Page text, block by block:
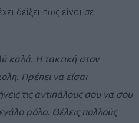
δείξει πως είναι σε
καλά. Η τακτική στον
Πρέπει να είσαι
τις αντιπάλους σου να σου
ρόλο. Θέλεις πολλούς